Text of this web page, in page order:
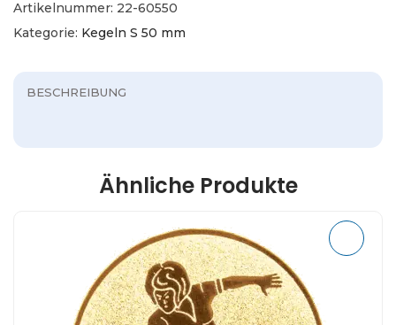
Artikelnummer: 22-60550
Kategorie: Kegeln S 50 mm
BESCHREIBUNG
Ähnliche Produkte